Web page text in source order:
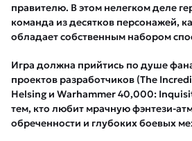
правителю. В этом нелегком деле
команда из десятков персонажей,
обладает собственным набором
Игра должна прийтись по душе
проектов разработчиков (The
Helsing и Warhammer 40,000:
тем, кто любит мрачную фэнтези-
обреченности и глубоких боевых